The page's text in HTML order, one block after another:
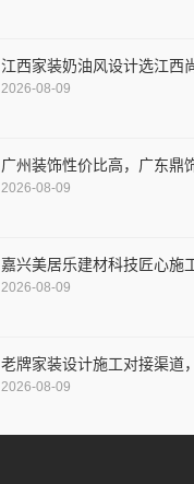
江西家装奶油风设计选江西
2026-08-09
广州装饰性价比高，广东鼎
2026-08-09
嘉兴美居乐建材科技匠心施
2026-08-09
老牌家装设计施工对接渠道
2026-08-09